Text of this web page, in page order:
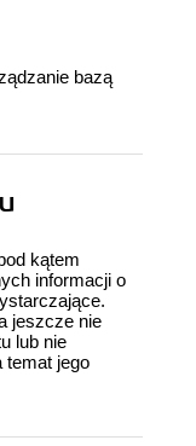
bazą
kątem
informacji o
jeszcze nie
lub nie
temat jego